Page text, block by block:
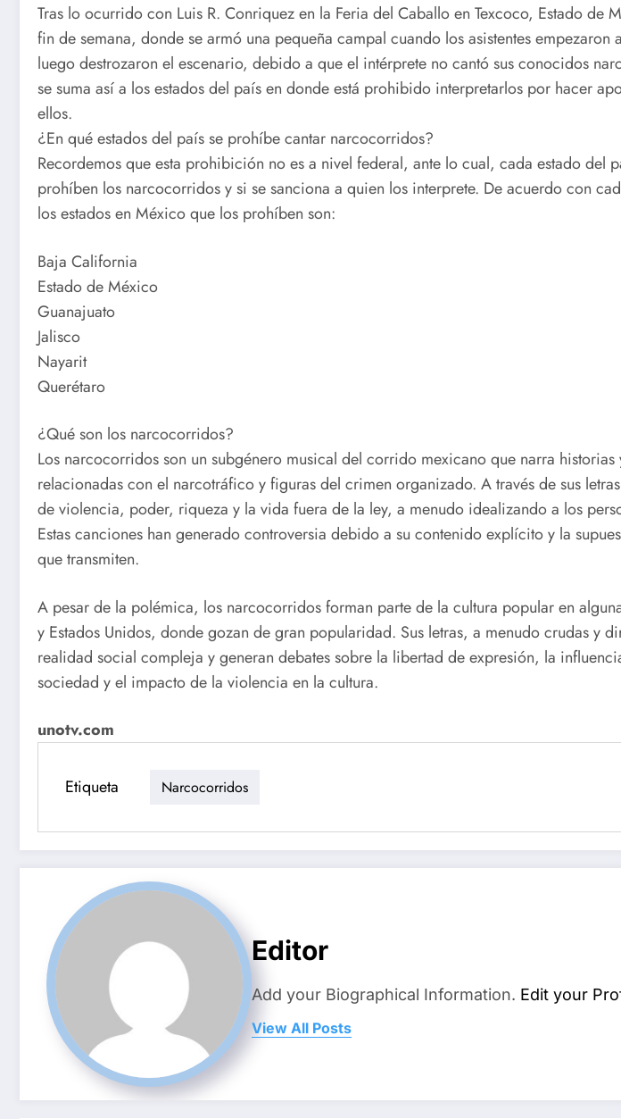
Tras lo ocurrido con Luis R. Conriquez en la Feria del Caballo en Texcoco, Estado de
fin de semana, donde se armó una pequeña campal cuando los asistentes empezaron
luego destrozaron el escenario, debido a que el intérprete no cantó sus conocidos
se suma así a los estados del país en donde está prohibido interpretarlos por hacer
ellos.
¿En qué estados del país se prohíbe cantar narcocorridos?
Recordemos que esta prohibición no es a nivel federal, ante lo cual, cada estado del
prohíben los narcocorridos y si se sanciona a quien los interprete. De acuerdo con
los estados en México que los prohíben son:
Baja California
Estado de México
Guanajuato
Jalisco
Nayarit
Querétaro
¿Qué son los narcocorridos?
Los narcocorridos son un subgénero musical del corrido mexicano que narra historias
relacionadas con el narcotráfico y figuras del crimen organizado. A través de sus
de violencia, poder, riqueza y la vida fuera de la ley, a menudo idealizando a los
Estas canciones han generado controversia debido a su contenido explícito y la
que transmiten.
A pesar de la polémica, los narcocorridos forman parte de la cultura popular en
y Estados Unidos, donde gozan de gran popularidad. Sus letras, a menudo crudas y
realidad social compleja y generan debates sobre la libertad de expresión, la
sociedad y el impacto de la violencia en la cultura.
unotv.com
Etiqueta Narcocorridos
Editor
Add your Biographical Information. Edit your
View All Posts